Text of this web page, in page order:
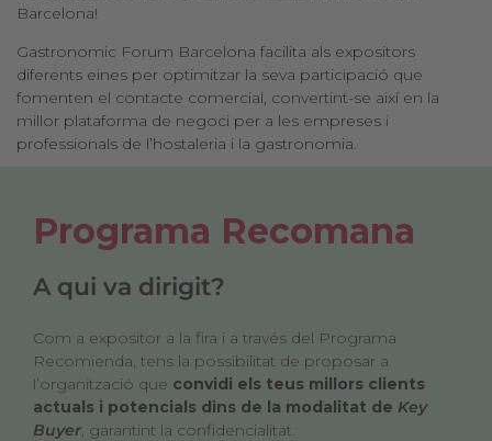
Barcelona!
Gastronomic Forum Barcelona facilita als expositors
diferents eines per optimitzar la seva participació que
fomenten el contacte comercial, convertint-se així en la
millor plataforma de negoci per a les empreses i
professionals de l’hostaleria i la gastronomia.
Programa Recomana
A qui va dirigit?
Com a expositor a la fira i a través del Programa
Recomienda, tens la possibilitat de proposar a
l’organització que convidi els teus millors clients
actuals i potencials dins de la modalitat de Key
Buyer , garantint la confidencialitat.